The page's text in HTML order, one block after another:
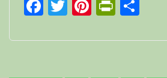
Facebook
TwitterPinterest